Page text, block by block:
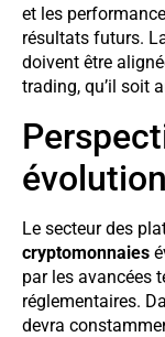
et les
résultats futurs.
doivent être
trading, qu’il soit
Le secteur des
cryptomonnaies
par les avancées
réglementaires.
devra